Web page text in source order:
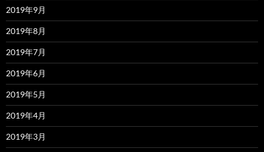
2019年9月
2019年8月
2019年7月
2019年6月
2019年5月
2019年4月
2019年3月